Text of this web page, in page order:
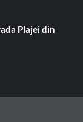
Plajei din